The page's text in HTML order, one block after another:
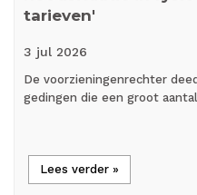
tarieven'
3 jul 2026
De voorzieningenrechter
gedingen die een groot
Lees verder »